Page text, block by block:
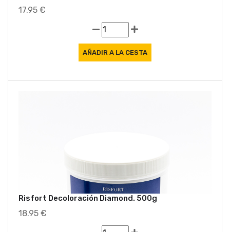
17.95 €
Risfort Decoloración Diamond. 500g
18.95 €